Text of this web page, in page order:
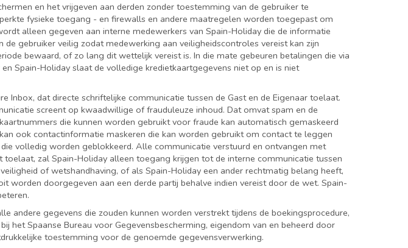
en het vrijgeven aan derden zonder toestemming van de gebruiker te
fysieke toegang - en firewalls en andere maatregelen worden toegepast om
alleen gegeven aan interne medewerkers van Spain-Holiday die de informatie
gebruiker veilig zodat medewerking aan veiligheidscontroles vereist kan zijn
bewaard, of zo lang dit wettelijk vereist is. In die mate gebeuren betalingen die via
Spain-Holiday slaat de volledige kredietkaartgegevens niet op en is niet
Inbox, dat directe schriftelijke communicatie tussen de Gast en de Eigenaar toelaat.
screent op kwaadwillige of frauduleuze inhoud. Dat omvat spam en de
die kunnen worden gebruikt voor fraude kan automatisch gemaskeerd
ook contactinformatie maskeren die kan worden gebruikt om contact te leggen
volledig worden geblokkeerd. Alle communicatie verstuurd en ontvangen met
zal Spain-Holiday alleen toegang krijgen tot de interne communicatie tussen
of wetshandhaving, of als Spain-Holiday een ander rechtmatig belang heeft,
worden doorgegeven aan een derde partij behalve indien vereist door de wet. Spain-
andere gegevens die zouden kunnen worden verstrekt tijdens de boekingsprocedure,
het Spaanse Bureau voor Gegevensbescherming, eigendom van en beheerd door
toestemming voor de genoemde gegevensverwerking.